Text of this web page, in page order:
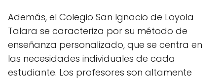
Además, el Colegio San Ignacio de Loyola
Talara se caracteriza por su método de
enseñanza personalizado, que se centra en
las necesidades individuales de cada
estudiante. Los profesores son altamente